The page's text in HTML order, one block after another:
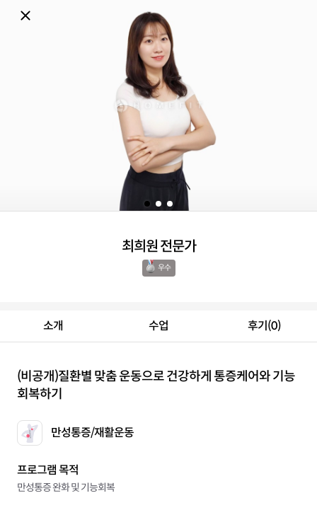
소개 수업 후기(0)
(비공개)질환별 맞춤 운동으로 건강하게 통증케어와 기능
회복하기
만성통증/재활운동
프로그램 목적
만성통증 완화 및 기능회복
최희원 전문가
우수